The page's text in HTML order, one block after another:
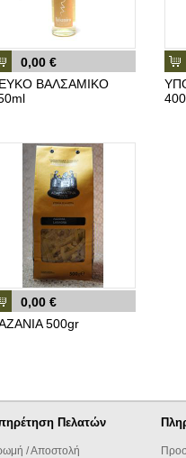
0,00 €
ΒΑΛΣΑΜΙΚΟ
0,00 €
500gr
Πελατών
/ Αποστολή